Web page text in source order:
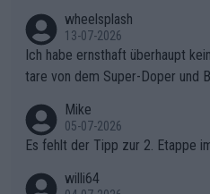
wheelsplash
13-07-2026
Ich habe ernsthaft überhaupt
tare von dem Super-Doper und
r die gehört nicht in dieses
Mike
05-07-2026
Es fehlt der Tipp zur 2. Etappe
willi64